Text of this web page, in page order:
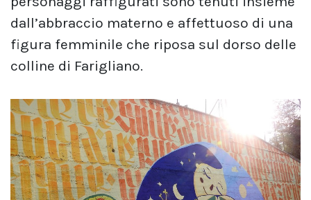
dall’abbraccio materno e affettuoso di una
figura femminile che riposa sul dorso delle
colline di Farigliano.